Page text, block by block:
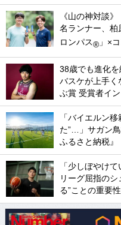
《山の神対談
名ランナー、柏
ロンパス® 」×
38歳でも進化
バスケが上手く
ぶ賞 受賞者イン
「バイエルン
た”…」サガン
ふるさと納税』
「少しぼやけ
リーグ屈指のシ
る”ことの重要性